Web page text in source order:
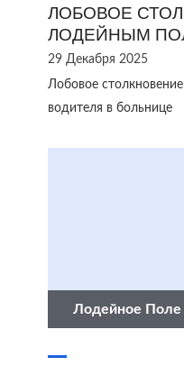
ЛОБОВОЕ
ЛОДЕЙНЫМ
29 Декабря 2025
Лобовое
водителя в больнице
Лодейное Поле